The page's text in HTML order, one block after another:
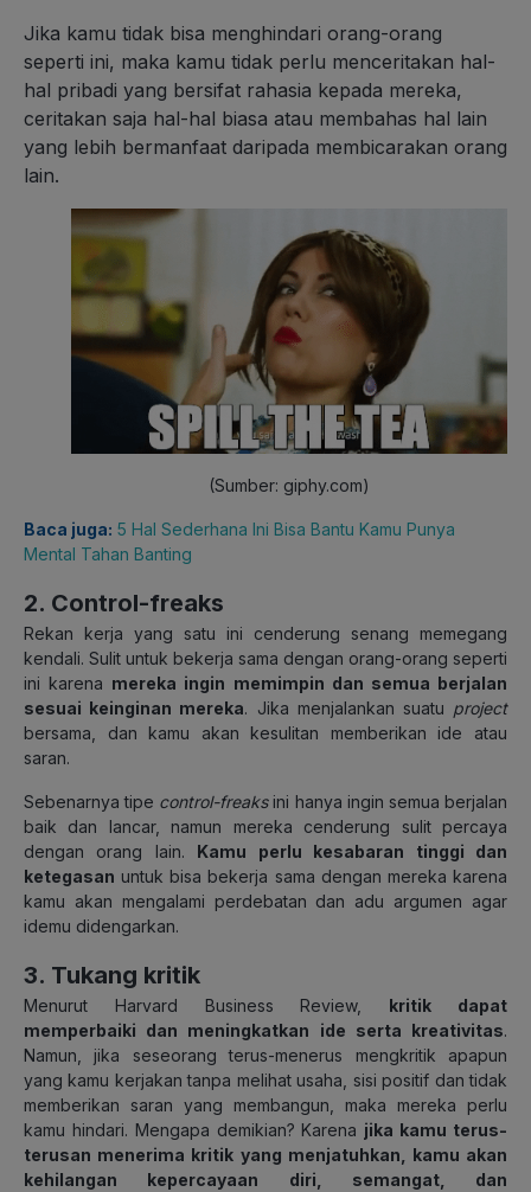
Jika kamu tidak bisa menghindari orang-orang
seperti ini, maka kamu tidak perlu menceritakan hal-
hal pribadi yang bersifat rahasia kepada mereka,
ceritakan saja hal-hal biasa atau membahas hal lain
yang lebih bermanfaat daripada membicarakan orang
lain.
(Sumber: giphy.com)
Baca juga: 5 Hal Sederhana Ini Bisa Bantu Kamu Punya
Mental Tahan Banting
2. Control-freaks
Rekan kerja yang satu ini cenderung senang memegang
kendali. Sulit untuk bekerja sama dengan orang-orang seperti
ini karena mereka ingin memimpin dan semua berjalan
sesuai keinginan mereka. Jika menjalankan suatu project
bersama, dan kamu akan kesulitan memberikan ide atau
saran.
Sebenarnya tipe control-freaksini hanya ingin semua berjalan
baik dan lancar, namun mereka cenderung sulit percaya
dengan orang lain. Kamu perlu kesabaran tinggi dan
ketegasan untuk bisa bekerja sama dengan mereka karena
kamu akan mengalami perdebatan dan adu argumen agar
idemu didengarkan.
3. Tukang kritik
Menurut Harvard Business Review, kritik dapat
memperbaiki dan meningkatkan ide serta kreativitas.
Namun, jika seseorang terus-menerus mengkritik apapun
yang kamu kerjakan tanpa melihat usaha, sisi positif dan tidak
memberikan saran yang membangun, maka mereka perlu
kamu hindari. Mengapa demikian? Karena jika kamu terus-
terusan menerima kritik yang menjatuhkan, kamu akan
kehilangan kepercayaan diri, semangat, dan